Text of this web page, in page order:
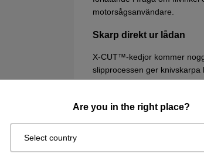
Are you in the right place?
Select country
motorsågsanvändare.
Skarp direkt ur lådan
X-CUT™-kedjor kommer
slipprocessen ger knivskarpa
X-CUT™-kedjor är
Guldfärgad sidolänk